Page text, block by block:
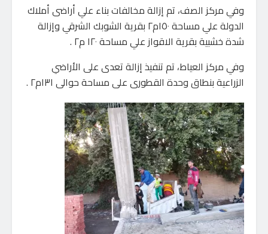
وفي مركز الصف، تم إزالة مخالفات بناء علي أراضى أملاك
الدولة علي مساحة ١٥٠م٢ بقرية الشوبك الشرقي وإزالة
شدة خشبية بقرية الاقواز علي مساحة ١٢٠ م٢ .
وفي مركز العياط، تم تنفيذ إزالة تعدى على الأراضي
الزراعية بنطاق وحدة القطورى على مساحة حوالى ١٣١م٢ .